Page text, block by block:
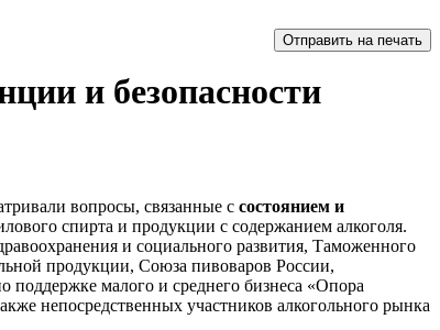
и безопасности
вопросы, связанные с состоянием и
спирта и продукции с содержанием алкоголя.
и социального развития, Таможенного
продукции, Союза пивоваров России,
малого и среднего бизнеса «Опора
непосредственных участников алкогольного рынка